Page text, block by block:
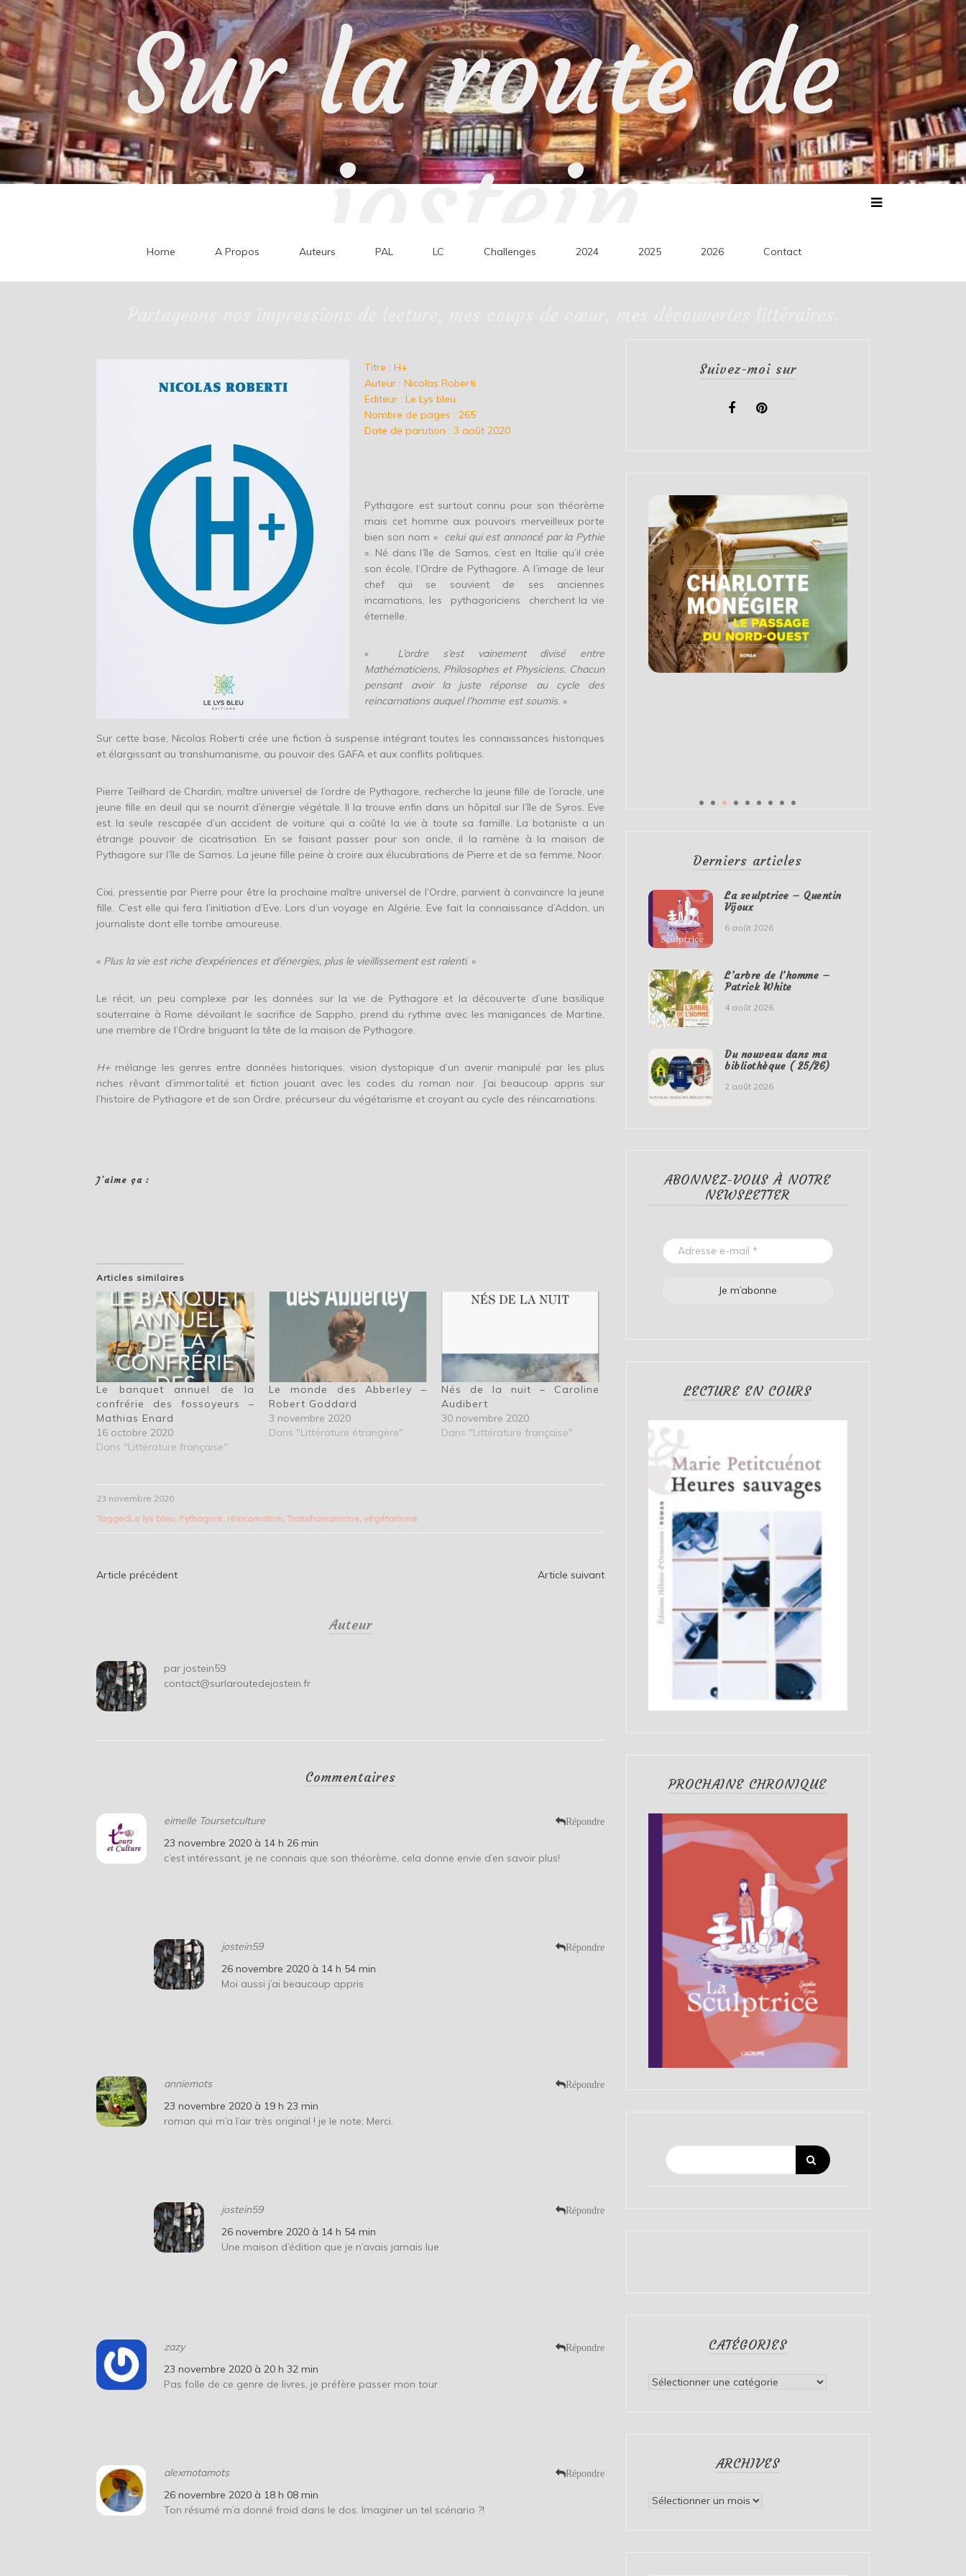
Skip
to
content
Sur la route de
jostein
Home A Propos Auteurs PAL LC Challenges 2024 2025 2026 Contact
Titre : H+
Auteur : Nicolas Roberti
Editeur : Le Lys bleu
Nombre de pages : 265
Date de parution : 3 août 2020
Pythagore est surtout connu pour son théorème
mais cet homme aux pouvoirs merveilleux porte
bien son nom « celui qui est annoncé par la Pythie
». Né dans l’île de Samos, c’est en Italie qu’il crée
son école, l’Ordre de Pythagore. A l’image de leur
chef qui se souvient de ses anciennes
incarnations, les pythagoriciens cherchent la vie
éternelle.
«
L’ordre s’est vainement divisé entre
Mathématiciens, Philosophes et Physiciens. Chacun
pensant avoir la juste réponse au cycle des
reincarnations auquel l’homme est soumis. »
Sur cette base, Nicolas Roberti crée une fiction à suspense intégrant toutes les connaissances historiques
et élargissant au transhumanisme, au pouvoir des GAFA et aux conflits politiques.
Pierre Teilhard de Chardin, maître universel de l’ordre de Pythagore, recherche la jeune fille de l’oracle, une
jeune fille en deuil qui se nourrit d’énergie végétale. Il la trouve enfin dans un hôpital sur l’île de Syros. Eve
est la seule rescapée d’un accident de voiture qui a coûté la vie à toute sa famille. La botaniste a un
étrange pouvoir de cicatrisation. En se faisant passer pour son oncle, il la ramène à la maison de
Pythagore sur l’île de Samos. La jeune fille peine à croire aux élucubrations de Pierre et de sa femme, Noor.
Cixi, pressentie par Pierre pour être la prochaine maître universel de l’Ordre, parvient à convaincre la jeune
fille. C’est elle qui fera l’initiation d’Eve. Lors d’un voyage en Algérie, Eve fait la connaissance d’Addon, un
journaliste dont elle tombe amoureuse.
« Plus la vie est riche d’expériences et d’énergies, plus le vieillissement est ralenti. »
Le récit, un peu complexe par les données sur la vie de Pythagore et la découverte d’une basilique
souterraine à Rome dévoilant le sacrifice de Sappho, prend du rythme avec les manigances de Martine,
une membre de l’Ordre briguant la tête de la maison de Pythagore.
H+mélange les genres entre données historiques, vision dystopique d’un avenir manipulé par les plus
riches rêvant d’immortalité et fiction jouant avec les codes du roman noir. J’ai beaucoup appris sur
l’histoire de Pythagore et de son Ordre, précurseur du végétarisme et croyant au cycle des réincarnations.
J’aime ça :
Articles similaires
Le banquet annuel de la
confrérie des fossoyeurs –
Mathias Enard
16 octobre 2020
Dans "Littérature française"
Le monde des Abberley –
Robert Goddard
3 novembre 2020
Dans "Littérature étrangère"
Nés de la nuit – Caroline
Audibert
30 novembre 2020
Dans "Littérature française"
23 novembre 2020
TaggedLe lys bleu, Pythagore, réincarnation,Transhumanisme,végétarisme
Navigation
Article précédent Article suivant
Auteur
par jostein59
contact@surlaroutedejostein.fr
Commentaires
eimelle Toursetculture Répondre
23 novembre 2020 à 14 h 26 min
c’est intéressant, je ne connais que son théorème, cela donne envie d’en savoir plus!
jostein59 Répondre
26 novembre 2020 à 14 h 54 min
Moi aussi j’ai beaucoup appris
anniemots Répondre
23 novembre 2020 à 19 h 23 min
roman qui m’a l’air très original ! je le note; Merci.
jostein59 Répondre
26 novembre 2020 à 14 h 54 min
Une maison d’édition que je n’avais jamais lue
zazy Répondre
23 novembre 2020 à 20 h 32 min
Pas folle de ce genre de livres, je préfère passer mon tour
alexmotamots Répondre
26 novembre 2020 à 18 h 08 min
Ton résumé m’a donné froid dans le dos. Imaginer un tel scénario ?!
Suivez-moi sur
Derniers articles
La sculptrice – Quentin
Vijoux
6 août 2026
L’arbre de l’homme –
Patrick White
4 août 2026
Du nouveau dans ma
bibliothèque ( 25/26)
2 août 2026
ABONNEZ-VOUS À NOTRE
NEWSLETTER
LECTURE EN COURS
PROCHAINE CHRONIQUE
CATÉGORIES
Catégories
ARCHIVES
Archives